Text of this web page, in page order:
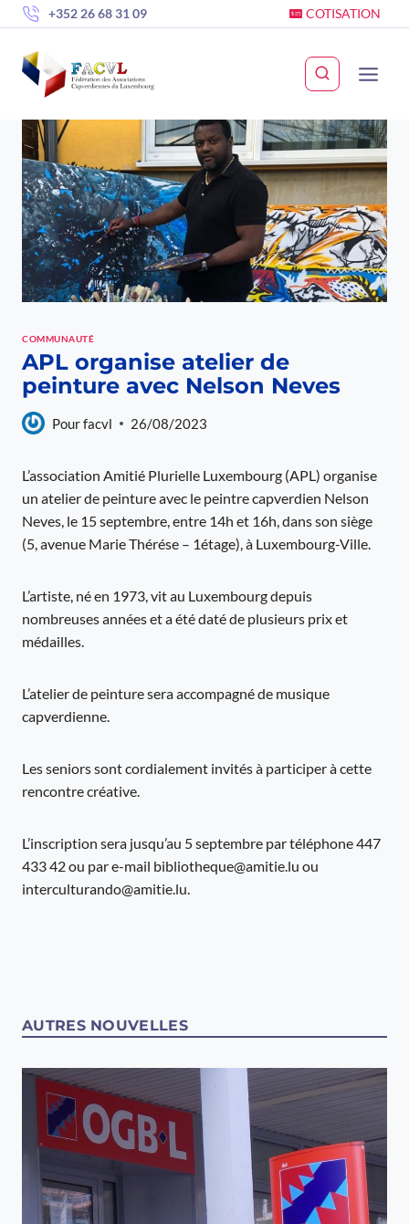
Skip
to
content
+352 26 68 31 09 COTISATION
COMMUNAUTÉ
APL organise atelier de
peinture avec Nelson Neves
Pourfacvl 26/08/2023
L’association Amitié Plurielle Luxembourg (APL) organise
un atelier de peinture avec le peintre capverdien Nelson
Neves, le 15 septembre, entre 14h et 16h, dans son siège
(5, avenue Marie Thérése – 1étage), à Luxembourg-Ville.
L’artiste, né en 1973, vit au Luxembourg depuis
nombreuses années et a été daté de plusieurs prix et
médailles.
L’atelier de peinture sera accompagné de musique
capverdienne.
Les seniors sont cordialement invités à participer à cette
rencontre créative.
L’inscription sera jusqu’au 5 septembre par téléphone 447
433 42 ou par e-mail bibliotheque@amitie.lu ou
interculturando@amitie.lu.
AUTRES NOUVELLES